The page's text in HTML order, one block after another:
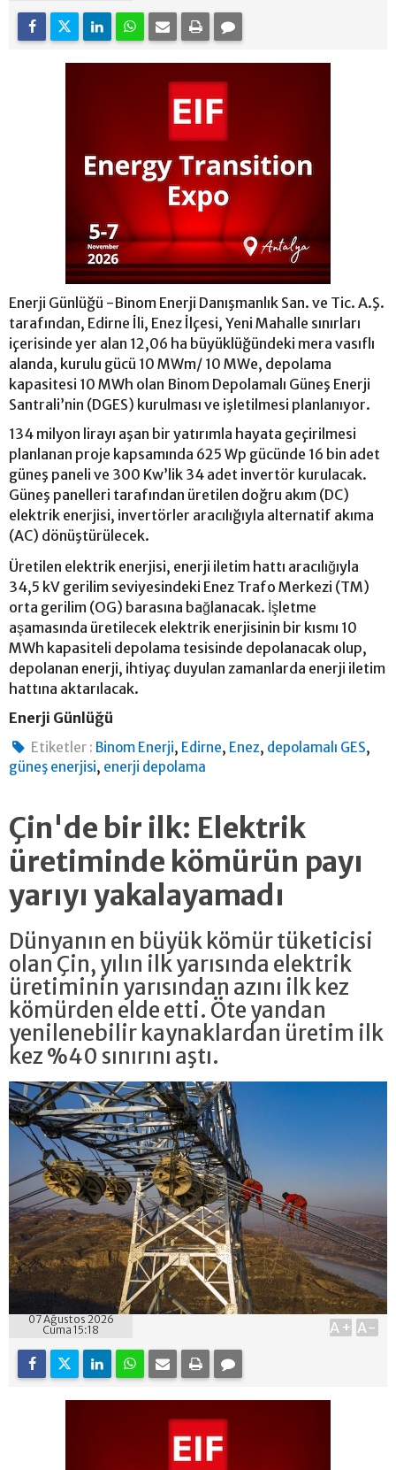
Enerji Günlüğü -Binom Enerji Danışmanlık San. ve Tic. A.Ş.
tarafından, Edirne İli, Enez İlçesi, Yeni Mahalle sınırları
içerisinde yer alan 12,06 ha büyüklüğündeki mera vasıflı
alanda, kurulu gücü 10 MWm/ 10 MWe, depolama
kapasitesi 10 MWh olan Binom Depolamalı Güneş Enerji
Santrali’nin (DGES) kurulması ve işletilmesi planlanıyor.
134 milyon lirayı aşan bir yatırımla hayata geçirilmesi
planlanan proje kapsamında 625 Wp gücünde 16 bin adet
güneş paneli ve 300 Kw’lik 34 adet invertör kurulacak.
Güneş panelleri tarafından üretilen doğru akım (DC)
elektrik enerjisi, invertörler aracılığıyla alternatif akıma
(AC) dönüştürülecek.
Üretilen elektrik enerjisi, enerji iletim hattı aracılığıyla
34,5 kV gerilim seviyesindeki Enez Trafo Merkezi (TM)
orta gerilim (OG) barasına bağlanacak. İşletme
aşamasında üretilecek elektrik enerjisinin bir kısmı 10
MWh kapasiteli depolama tesisinde depolanacak olup,
depolanan enerji, ihtiyaç duyulan zamanlarda enerji iletim
hattına aktarılacak.
Enerji Günlüğü
Etiketler : Binom Enerji, Edirne, Enez, depolamalı GES,
güneş enerjisi, enerji depolama
Çin'de bir ilk: Elektrik
üretiminde kömürün payı
yarıyı yakalayamadı
Dünyanın en büyük kömür tüketicisi
olan Çin, yılın ilk yarısında elektrik
üretiminin yarısından azını ilk kez
kömürden elde etti. Öte yandan
yenilenebilir kaynaklardan üretim ilk
kez %40 sınırını aştı.
07 Ağustos 2026
Cuma 15:18
A+ A-